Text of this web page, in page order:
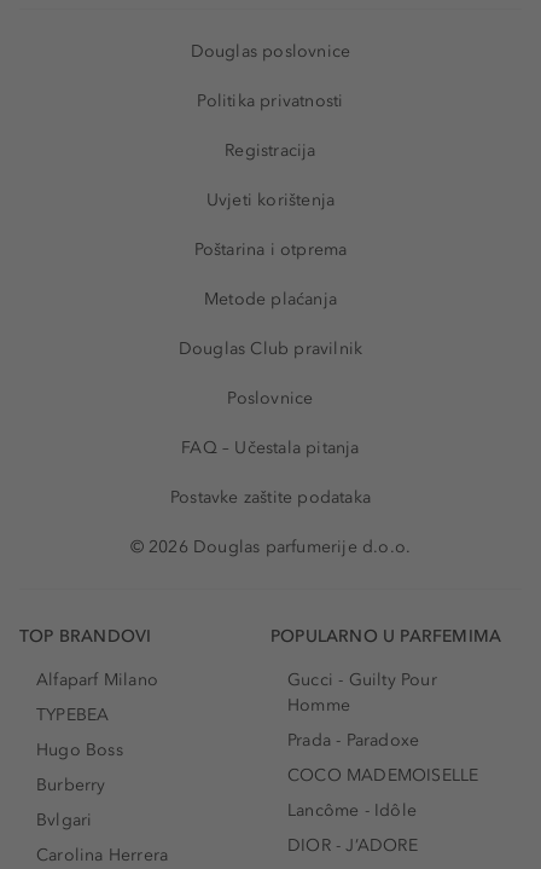
Douglas poslovnice
Politika privatnosti
Registracija
Uvjeti korištenja
Poštarina i otprema
Metode plaćanja
Douglas Club pravilnik
Poslovnice
FAQ – Učestala pitanja
Postavke zaštite podataka
© 2026 Douglas parfumerije d.o.o.
TOP BRANDOVI
Alfaparf Milano
TYPEBEA
Hugo Boss
Burberry
Bvlgari
Carolina Herrera
POPULARNO U PARFEMIMA
Gucci - Guilty Pour
Homme
Prada - Paradoxe
COCO MADEMOISELLE
Lancôme - Idôle
DIOR - J’ADORE